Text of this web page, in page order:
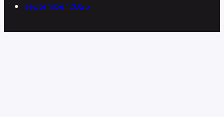
september 2023